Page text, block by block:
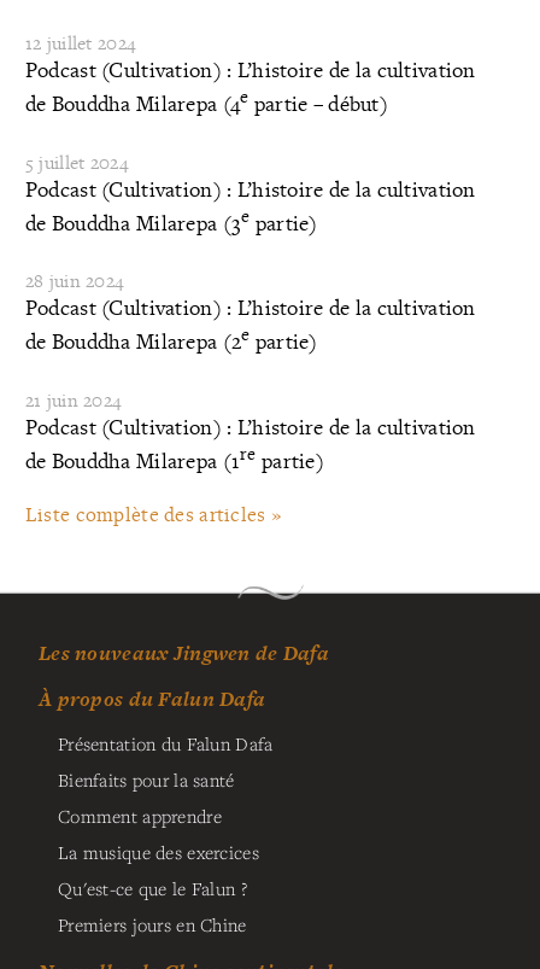
12 juillet 2024
Podcast (Cultivation) : L’histoire de la cultivation
de Bouddha Milarepa (4e partie – début)
5 juillet 2024
Podcast (Cultivation) : L’histoire de la cultivation
de Bouddha Milarepa (3e partie)
28 juin 2024
Podcast (Cultivation) : L’histoire de la cultivation
de Bouddha Milarepa (2e partie)
21 juin 2024
Podcast (Cultivation) : L’histoire de la cultivation
de Bouddha Milarepa (1re partie)
Liste complète des articles »
Les nouveaux Jingwen de Dafa
À propos du Falun Dafa
Présentation du Falun Dafa
Bienfaits pour la santé
Comment apprendre
La musique des exercices
Qu'est-ce que le Falun ?
Premiers jours en Chine